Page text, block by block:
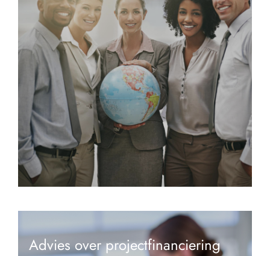
Advies over projectfinanciering